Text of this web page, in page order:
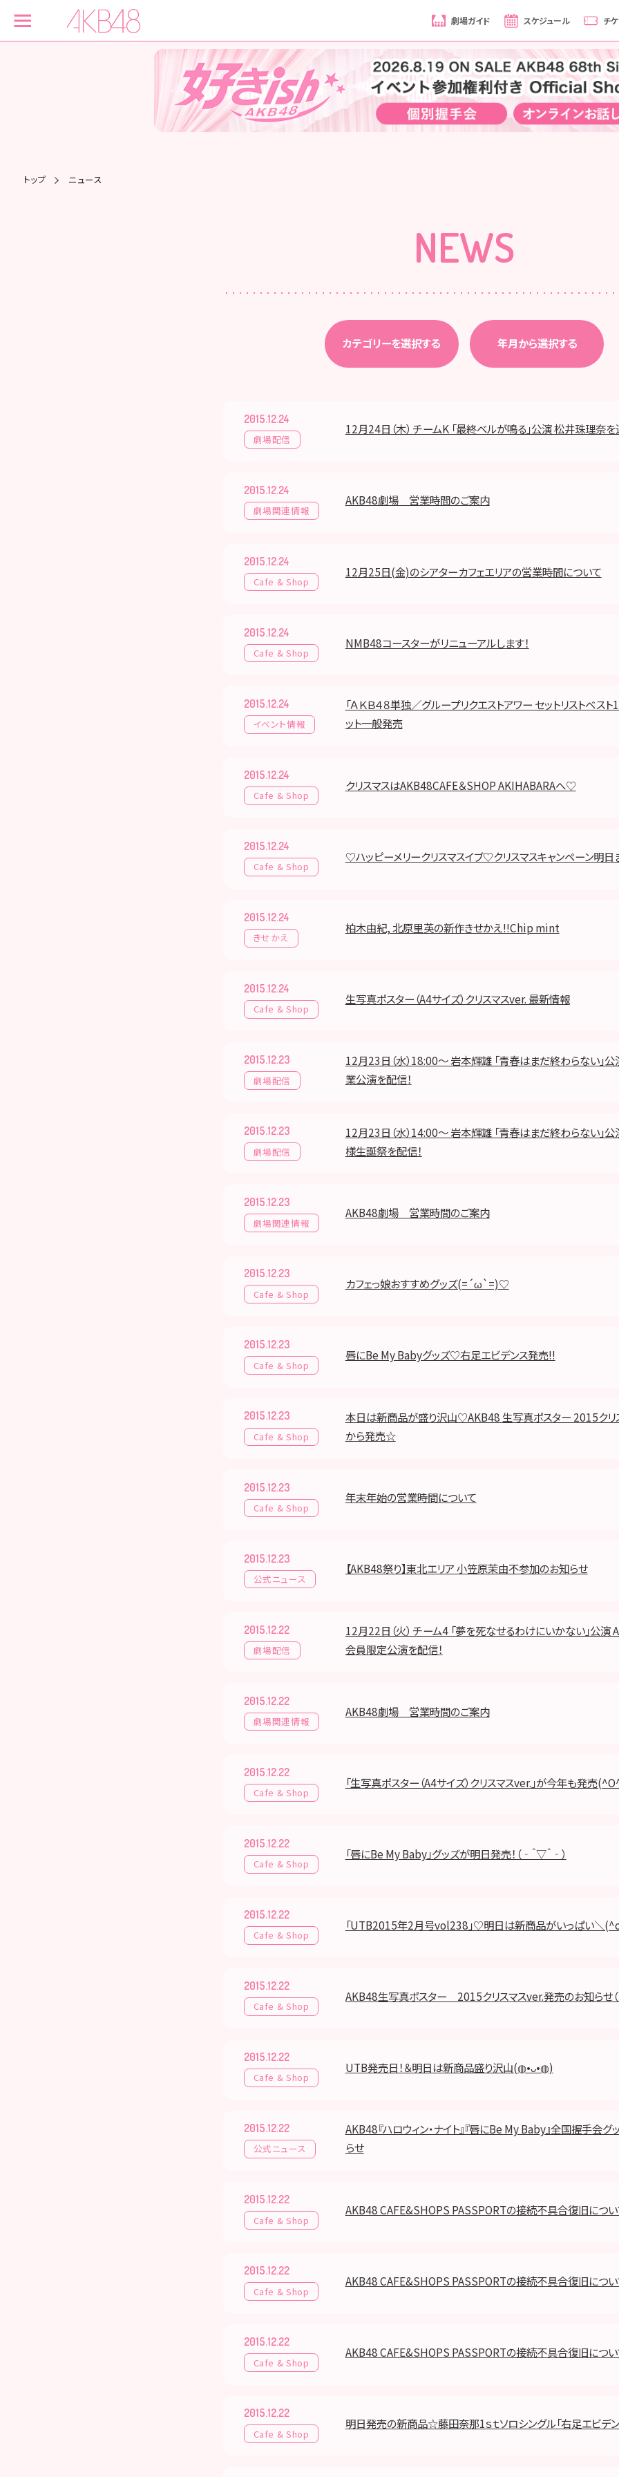
劇場ガイド スケジュール チ
トップ ニュース
NEWS
カテゴリーを選択する 年月から選択する
2015.12.24
劇場配信
12月24日（木） チームK 「最終ベルが鳴る」公演 松井珠理奈を
2015.12.24
劇場関連情報
AKB48劇場 営業時間のご案内
2015.12.24
Cafe & Shop
12月25日(金)のシアターカフェエリアの営業時間について
2015.12.24
Cafe & Shop
NMB48コースターがリニューアルします！
2015.12.24
イベント情報
「ＡＫＢ４８単独／グループリクエストアワー セットリストベス
ット一般発売
2015.12.24
Cafe & Shop
クリスマスはAKB48CAFE＆SHOP AKIHABARAへ♡
2015.12.24
Cafe & Shop
♡ハッピーメリークリスマスイブ♡クリスマスキャンペーン明
2015.12.24
きせかえ
柏木由紀, 北原里英の新作きせかえ!!Chip mint
2015.12.24
Cafe & Shop
生写真ポスター（A4サイズ）クリスマスver. 最新情報
2015.12.23
劇場配信
12月23日（水）18:00～ 岩本輝雄 「青春はまだ終わらない」
業公演を配信！
2015.12.23
劇場配信
12月23日（水）14:00～ 岩本輝雄 「青春はまだ終わらない」
様生誕祭を配信！
2015.12.23
劇場関連情報
AKB48劇場 営業時間のご案内
2015.12.23
Cafe & Shop
カフェっ娘おすすめグッズ(=´ω`=)♡
2015.12.23
Cafe & Shop
唇にBe My Babyグッズ♡右足エビデンス発売!!
2015.12.23
Cafe & Shop
本日は新商品が盛り沢山♡AKB48 生写真ポスター 2015クリ
から発売☆
2015.12.23
Cafe & Shop
年末年始の営業時間について
2015.12.23
公式ニュース
【AKB48祭り】東北エリア 小笠原茉由不参加のお知らせ
2015.12.22
劇場配信
12月22日（火） チーム4 「夢を死なせるわけにいかない」公
会員限定公演を配信！
2015.12.22
劇場関連情報
AKB48劇場 営業時間のご案内
2015.12.22
Cafe & Shop
「生写真ポスター（A4サイズ）クリスマスver.」が今年も発売
2015.12.22
Cafe & Shop
「唇にBe My Baby」グッズが明日発売！（‐＾▽＾‐）
2015.12.22
Cafe & Shop
「UTB2015年2月号vol238」♡明日は新商品がいっぱい＼
2015.12.22
Cafe & Shop
AKB48生写真ポスター 2015クリスマスver.発売のお知らせ（＾
2015.12.22
Cafe & Shop
UTB発売日！＆明日は新商品盛り沢山(◍•ᴗ•◍)
2015.12.22
公式ニュース
AKB48『ハロウィン・ナイト』『唇にBe My Baby』全国握手会
らせ
2015.12.22
Cafe & Shop
AKB48 CAFE&SHOPS PASSPORTの接続不具合復旧につ
2015.12.22
Cafe & Shop
AKB48 CAFE&SHOPS PASSPORTの接続不具合復旧につ
2015.12.22
Cafe & Shop
AKB48 CAFE&SHOPS PASSPORTの接続不具合復旧につ
2015.12.22
Cafe & Shop
明日発売の新商品☆藤田奈那1ｓｔソロシングル「右足エビデン